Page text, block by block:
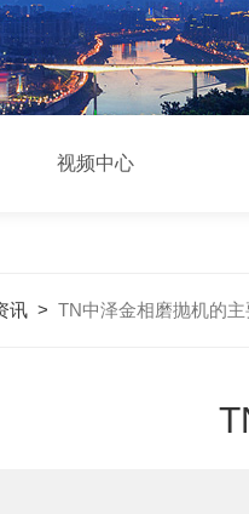
视频中心
讯> TN中泽金相磨抛机的